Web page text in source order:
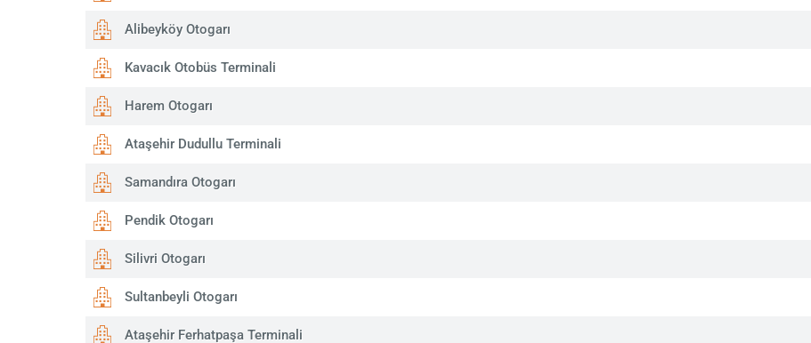
Alibeyköy Otogarı
Kavacık Otobüs Terminali
Harem Otogarı
Ataşehir Dudullu Terminali
Samandıra Otogarı
Pendik Otogarı
Silivri Otogarı
Sultanbeyli Otogarı
Ataşehir Ferhatpaşa Terminali